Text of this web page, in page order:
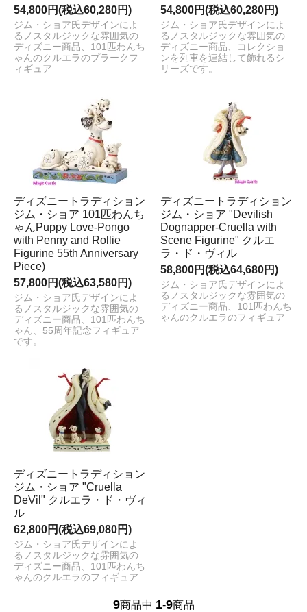
54,800円(税込60,280円)
ジム・ショア氏デザインによ
るノスタルジックな雰囲気の
ディズニー商品、101匹わんち
ゃんのクルエラのプラークフ
ィギュア
54,800円(税込60,280円)
ジム・ショア氏デザインによ
るノスタルジックな雰囲気の
ディズニー商品、コレクショ
ンを列車を連結して飾れるシ
リーズです。
ディズニートラディション
ジム・ショア 101匹わんち
ゃんPuppy Love-Pongo
with Penny and Rollie
Figurine 55th Anniversary
Piece)
57,800円(税込63,580円)
ジム・ショア氏デザインによ
るノスタルジックな雰囲気の
ディズニー商品、101匹わんち
ゃん、55周年記念フィギュア
です。
ディズニートラディション
ジム・ショア "Devilish
Dognapper-Cruella with
Scene Figurine" クルエ
ラ・ド・ヴィル
58,800円(税込64,680円)
ジム・ショア氏デザインによ
るノスタルジックな雰囲気の
ディズニー商品、101匹わんち
ゃんのクルエラのフィギュア
ディズニートラディション
ジム・ショア "Cruella
DeVil" クルエラ・ド・ヴィ
ル
62,800円(税込69,080円)
ジム・ショア氏デザインによ
るノスタルジックな雰囲気の
ディズニー商品、101匹わんち
ゃんのクルエラのフィギュア
9商品中 1-9商品